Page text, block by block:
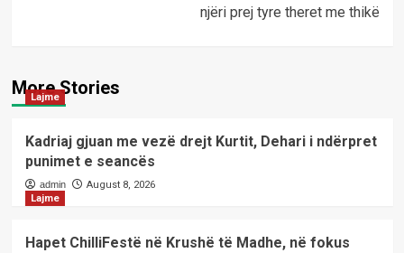
njëri prej tyre theret me thikë
More Stories
Lajme
Kadriaj gjuan me vezë drejt Kurtit, Dehari i ndërpret
punimet e seancës
admin
August 8, 2026
Lajme
Hapet ChilliFestë në Krushë të Madhe, në fokus